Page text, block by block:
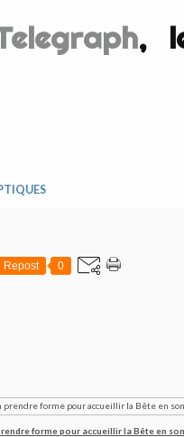
,
Repost 0
forme pour accueillir la Bête en